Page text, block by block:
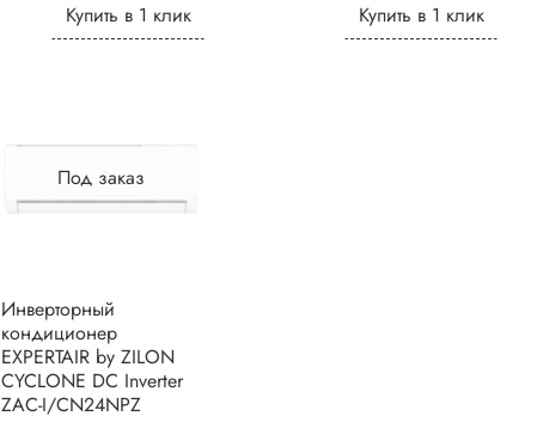
Купить в 1 клик Купить в 1 клик
Под заказ
Инверторный
кондиционер
EXPERTAIR by ZILON
CYCLONE DC Inverter
ZAC-I/CN24NPZ